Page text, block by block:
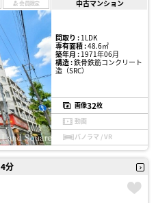
会員限定 中古マンション
間取り :1LDK
専有面積 :48.6㎡
築年月 :1971年06月
構造 :鉄骨鉄筋コンクリート
造（SRC）
画像32枚
動画
パノラマ / VR
分